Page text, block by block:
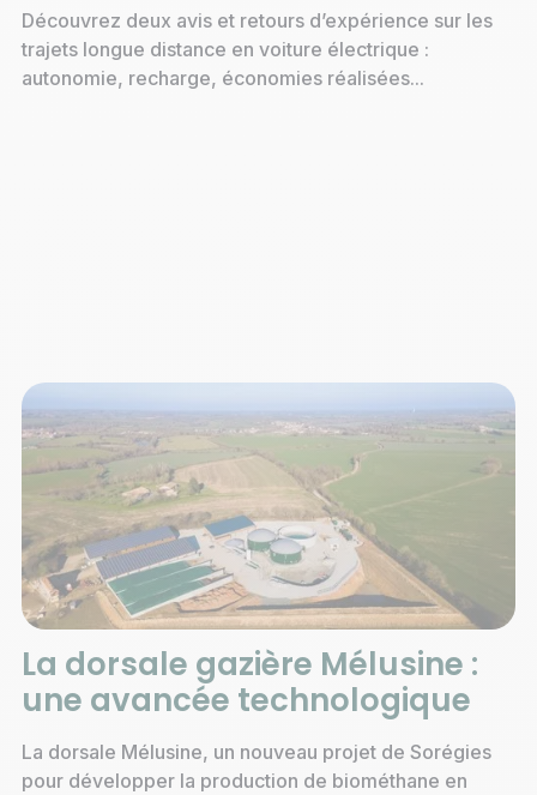
Découvrez deux avis et retours d’expérience sur les
trajets longue distance en voiture électrique :
autonomie, recharge, économies réalisées...
La dorsale gazière Mélusine :
une avancée technologique
La dorsale Mélusine, un nouveau projet de Sorégies
pour développer la production de biométhane en